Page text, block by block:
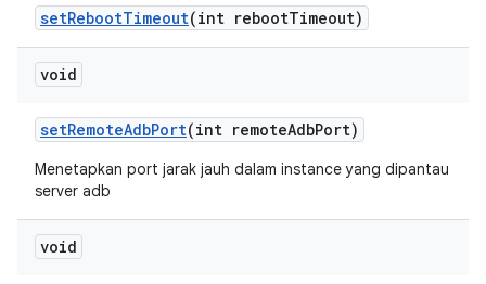
setRebootTimeout(int rebootTimeout)
void
setRemoteAdbPort(int remoteAdbPort)
Menetapkan port jarak jauh dalam instance yang dipantau
server adb
void